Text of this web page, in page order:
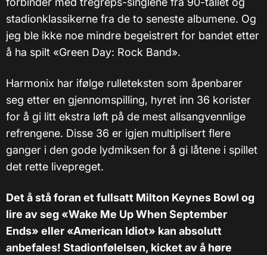
stadionklassikerne fra de to seneste albumene. Og
jeg ble ikke noe mindre begeistrert for bandet etter
å ha spilt «Green Day: Rock Band».
Harmonix har ifølge rulleteksten som åpenbarer
seg etter en gjennomspilling, hyret inn 36 korister
for å gi litt ekstra løft på de mest allsangvennlige
refrengene. Disse 36 er igjen multiplisert flere
ganger i den gode lydmiksen for å gi låtene i spillet
det rette livepreget.
Det å stå foran et fullsatt Milton Keynes Bowl og
lire av seg «Wake Me Up When September
Ends» eller «American Idiot» kan absolutt
anbefales! Stadionfølelsen, kicket av å høre